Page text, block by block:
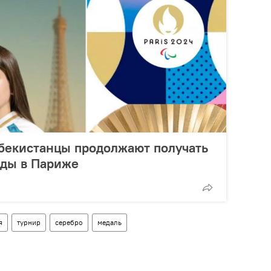
продолжают получать
в Париже
турнир серебро медаль